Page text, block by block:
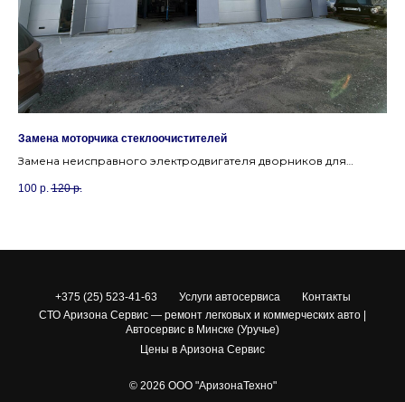
Замена моторчика стеклоочистителей
Замена неисправного электродвигателя дворников для
100 р. 120 р.
+375 (25) 523-41-63 Услуги автосервиса
Контакты
СТО Аризона Сервис — ремонт легковых и коммерческих авто |
Автосервис в Минске (Уручье)
Цены в Аризона Сервис
© 2026 ООО "АризонаТехно"